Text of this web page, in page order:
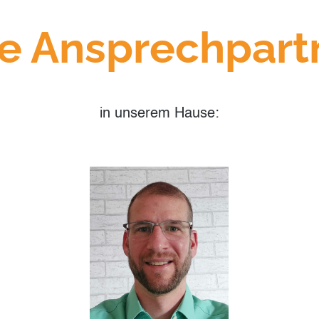
in unserem Hause: